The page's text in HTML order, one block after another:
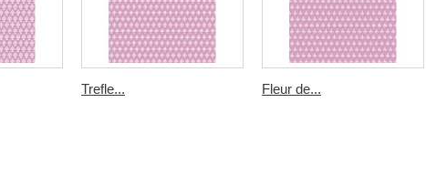
Trefle... Fleur de...